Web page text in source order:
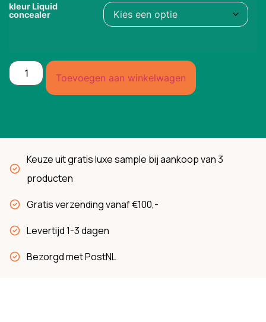
kleur Liquid
concealer
Toevoegen aan winkelwagen
Keuze uit gratis luxe sample bij aankoop van 3
producten
Gratis verzending vanaf €100,-
Levertijd 1-3 dagen
Bezorgd met PostNL